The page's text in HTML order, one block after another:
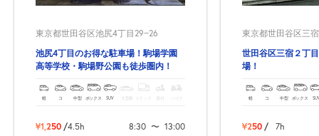
東京都世田谷区池尻4丁目29−26
池尻4丁目のお得な駐車場！駒場学園
高等学校・駒場野公園も徒歩圏内！
軽 コ 中型 ボックス SUV 大型車 トラック バイク
¥1,250 /4.5h 8:30 〜 13:00
東京都世田谷区三
世田谷区三宿２丁
場！
軽 コ 中型 ボックス
¥250 /
7h